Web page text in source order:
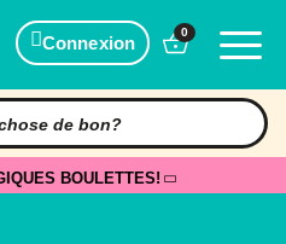
Connexion
0
BOULETTES!